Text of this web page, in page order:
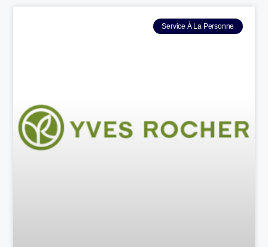
Service À La Personne